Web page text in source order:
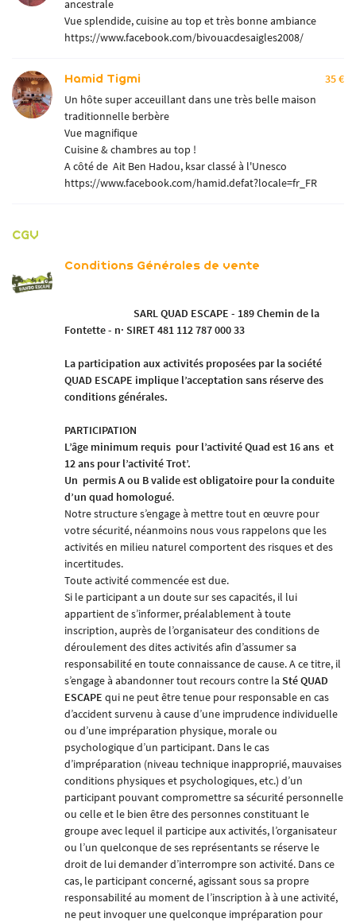
AVIS
ACTUALITÉS
Rejoignez-
ancestrale
Vue splendide, cuisine au top et très bonne ambiance
https://www.facebook.com/bivouacdesaigles2008/
Hamid Tigmi
35 €
Un hôte super acceuillant dans une très belle maison
traditionnelle berbère
Vue magnifique
Cuisine & chambres au top !
A côté de Ait Ben Hadou, ksar classé à l'Unesco
https://www.facebook.com/hamid.defat?locale=fr_FR
CGV
Conditions Générales de vente
SARL QUAD ESCAPE - 189 Chemin de la
Fontette - n· SIRET 481 112 787 000 33
La participation aux activités proposées par la société
QUAD ESCAPE implique l’acceptation sans réserve des
conditions générales.
PARTICIPATION
L’âge minimum requis pour l’activité Quad est 16 ans et
12 ans pour l’activité Trot’.
Un permis A ou B valide est obligatoire pour la conduite
d’un quad homologué.
Notre structure s’engage à mettre tout en œuvre pour
votre sécurité, néanmoins nous vous rappelons que les
activités en milieu naturel comportent des risques et des
incertitudes.
Toute activité commencée est due.
Si le participant a un doute sur ses capacités, il lui
appartient de s’informer, préalablement à toute
inscription, auprès de l’organisateur des conditions de
déroulement des dites activités afin d’assumer sa
responsabilité en toute connaissance de cause. A ce titre, il
s’engage à abandonner tout recours contre la StéQUAD
ESCAPE qui ne peut être tenue pour responsable en cas
d’accident survenu à cause d’une imprudence individuelle
ou d’une impréparation physique, morale ou
psychologique d’un participant. Dans le cas
d’impréparation (niveau technique inapproprié, mauvaises
conditions physiques et psychologiques, etc.) d’un
participant pouvant compromettre sa sécurité personnelle
ou celle et le bien être des personnes constituant le
groupe avec lequel il participe aux activités, l’organisateur
ou l’un quelconque de ses représentants se réserve le
droit de lui demander d’interrompre son activité. Dans ce
cas, le participant concerné, agissant sous sa propre
responsabilité au moment de l’inscription à à une activité,
ne peut invoquer une quelconque impréparation pour